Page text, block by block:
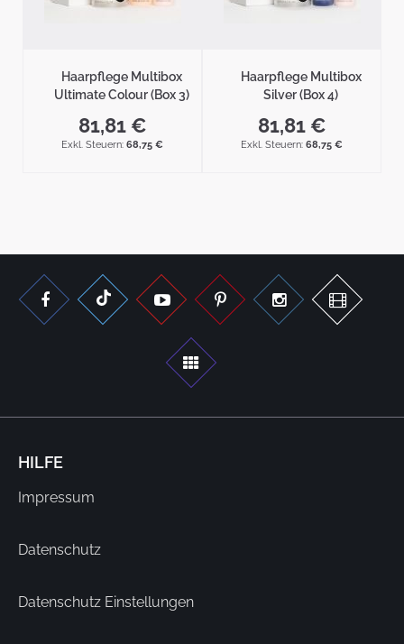
Haarpflege Multibox
Ultimate Colour (Box 3)
81,81 €
68,75 €
Haarpflege Multibox
Silver (Box 4)
81,81 €
68,75 €
HILFE
Impressum
Datenschutz
Datenschutz Einstellungen